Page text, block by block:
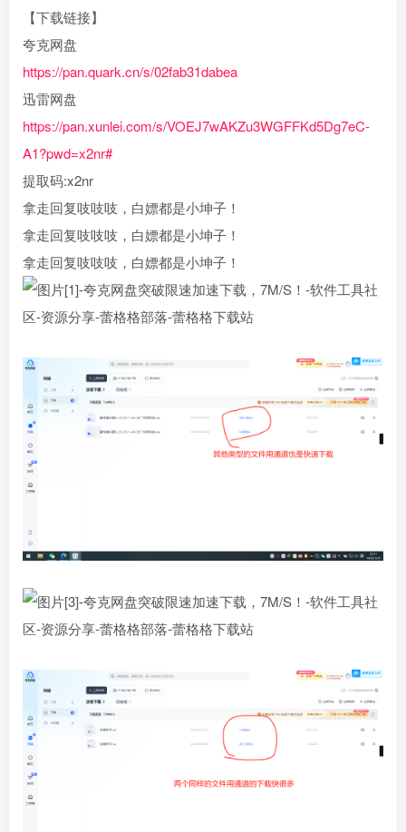
【下载链接】
夸克网盘
https://pan.quark.cn/s/02fab31dabea
迅雷网盘
https://pan.xunlei.com/s/VOEJ7wAKZu3WGFFKd5Dg7eC-
A1?pwd=x2nr#
提取码:x2nr
拿走回复吱吱吱，白嫖都是小坤子！
拿走回复吱吱吱，白嫖都是小坤子！
拿走回复吱吱吱，白嫖都是小坤子！